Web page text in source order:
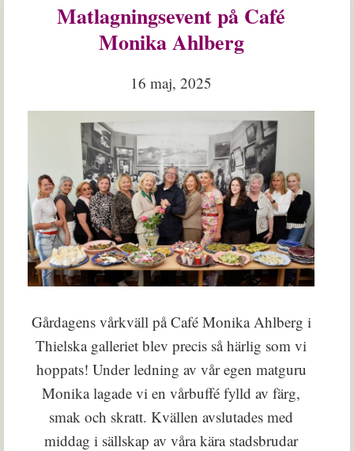
Matlagningsevent på Café
Monika Ahlberg
16 maj, 2025
Gårdagens vårkväll på Café Monika Ahlberg i
Thielska galleriet blev precis så härlig som vi
hoppats! Under ledning av vår egen matguru
Monika lagade vi en vårbuffé fylld av färg,
smak och skratt. Kvällen avslutades med
middag i sällskap av våra kära stadsbrudar